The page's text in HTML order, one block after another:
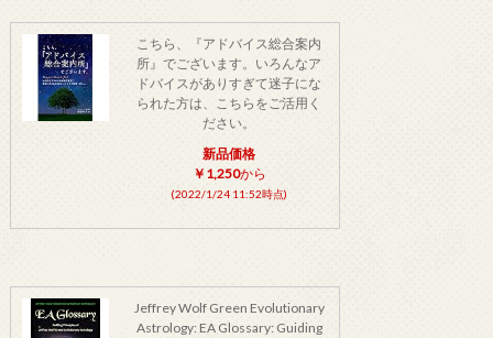
こちら、『アドバイス総合案内
所』でございます。いろんなア
ドバイスがありすぎて迷子にな
られた方は、こちらをご活用く
ださい。
新品価格
￥1,250から
(2022/1/24 11:52時点)
Jeffrey Wolf Green Evolutionary
Astrology: EA Glossary: Guiding